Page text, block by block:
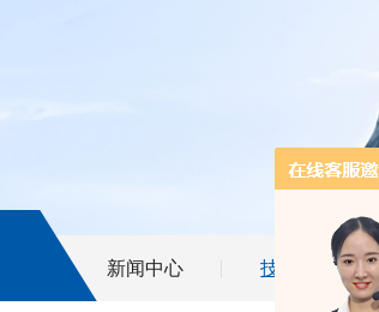
新闻中心 技术文章